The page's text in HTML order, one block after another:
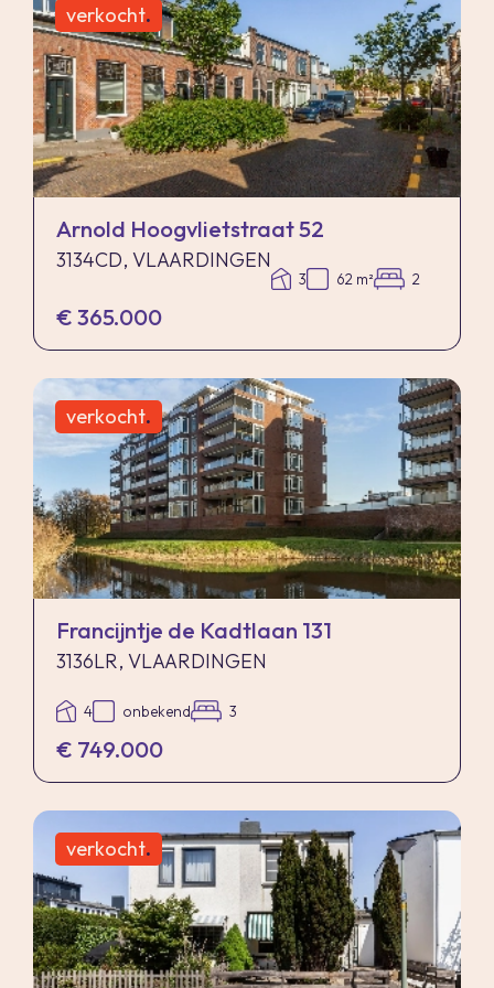
afrondingen of beperkingen bij het uitvoeren
van de meting. Indien de exacte maten voor een
koper van cruciaal belang zijn, adviseren wij
deze zelf na te meten. De (kandidaat)koper(s)
zullen, indien gewenst, daartoe in de
gelegenheid gesteld worden op een passend
moment teneinde teleurstellingen en schade te
voorkomen.
Ouderdomsclausule
Bij woningen ouder dan 30 jaar zal er standaard
in de koopakte een ouderdomsclausule worden
opgenomen. Notariskeuze en kosten In principe
ligt de notariskeuze bij de koper. Het doorhalen
van de hypothecaire inschrijving in het kadaster
moet door de verkoper betaald worden. Zijn de
kosten van één hypothecaire doorhaling hoger
dan € 400,- inclusief BTW dan wordt het
meerdere bij de koper in rekening gebracht.
Indien de koper een notaris kiest buiten een
straal van 20 kilometer van de verkochte
onroerende zaak dan zijn de eventuele kosten
die de notaris berekent voor een eventuele
behoeve van de verkoper voor rekening van de
koper.
Zelfbewoningsplicht
Koper is bekend met de zelfbewoningsplicht
verkocht.
Arnold Hoogvlietstraat 52
3134CD, VLAARDINGEN
3 62 m² 2
€ 365.000
verkocht.
Francijntje de Kadtlaan 131
3136LR, VLAARDINGEN
4 onbekend 3
€ 749.000
verkocht.